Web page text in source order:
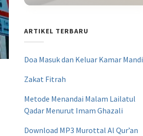
ARTIKEL TERBARU
Doa Masuk dan Keluar Kamar Mandi
Zakat Fitrah
Metode Menandai Malam Lailatul
Qadar Menurut Imam Ghazali
Download MP3 Murottal Al Qur’an